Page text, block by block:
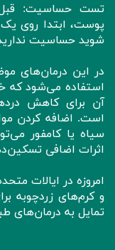
تست حساسیت:
پوست، ابتدا روی
شوید حساسیت
در این درمان‌های
استفاده می‌شود که
آن برای کاهش
است. اضافه کردن
سیاه یا کامفور
اثرات اضافی
امروزه در ایالات
و کرم‌های زردچوبه
تمایل به درمان‌های